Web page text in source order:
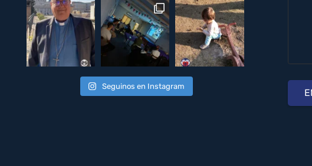
Seguinos en Instagram